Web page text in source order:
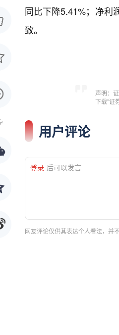
同比下降5.41%；净利
致。
声明：
下载"证
用户评论
登录 后可以发言
网友评论仅供其表达个人看法，并